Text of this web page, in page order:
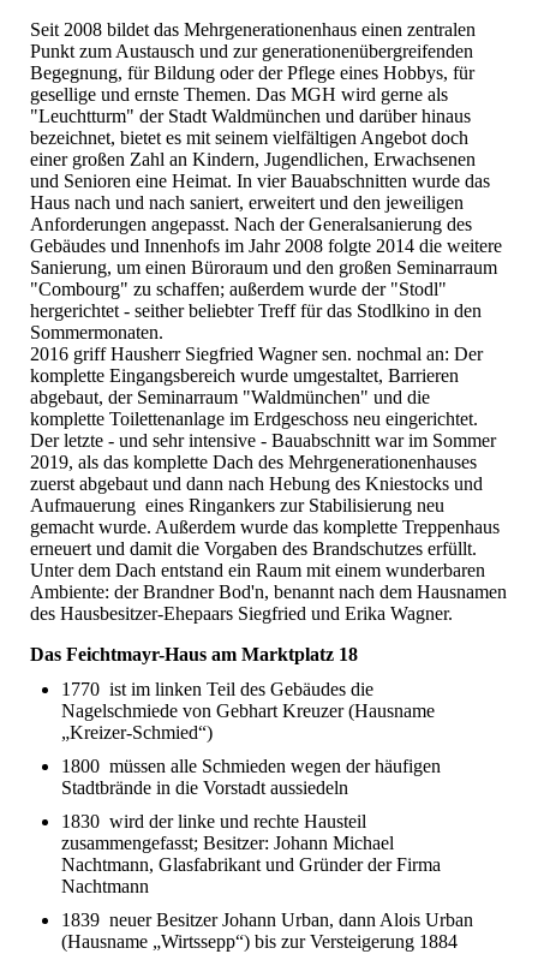
Seit 2008 bildet das Mehrgenerationenhaus einen zentralen
Punkt zum Austausch und zur generationenübergreifenden
Begegnung, für Bildung oder der Pflege eines Hobbys, für
gesellige und ernste Themen. Das MGH wird gerne als
"Leuchtturm" der Stadt Waldmünchen und darüber hinaus
bezeichnet, bietet es mit seinem vielfältigen Angebot doch
einer großen Zahl an Kindern, Jugendlichen, Erwachsenen
und Senioren eine Heimat. In vier Bauabschnitten wurde das
Haus nach und nach saniert, erweitert und den jeweiligen
Anforderungen angepasst. Nach der Generalsanierung des
Gebäudes und Innenhofs im Jahr 2008 folgte 2014 die weitere
Sanierung, um einen Büroraum und den großen Seminarraum
"Combourg" zu schaffen; außerdem wurde der "Stodl"
hergerichtet - seither beliebter Treff für das Stodlkino in den
Sommermonaten.
2016 griff Hausherr Siegfried Wagner sen. nochmal an: Der
komplette Eingangsbereich wurde umgestaltet, Barrieren
abgebaut, der Seminarraum "Waldmünchen" und die
komplette Toilettenanlage im Erdgeschoss neu eingerichtet.
Der letzte - und sehr intensive - Bauabschnitt war im Sommer
2019, als das komplette Dach des Mehrgenerationenhauses
zuerst abgebaut und dann nach Hebung des Kniestocks und
Aufmauerung eines Ringankers zur Stabilisierung neu
gemacht wurde. Außerdem wurde das komplette Treppenhaus
erneuert und damit die Vorgaben des Brandschutzes erfüllt.
Unter dem Dach entstand ein Raum mit einem wunderbaren
Ambiente: der Brandner Bod'n, benannt nach dem Hausnamen
des Hausbesitzer-Ehepaars Siegfried und Erika Wagner.
Das Feichtmayr-Haus am Marktplatz 18
1770 ist im linken Teil des Gebäudes die
Nagelschmiede von Gebhart Kreuzer (Hausname
„Kreizer-Schmied“)
1800 müssen alle Schmieden wegen der häufigen
Stadtbrände in die Vorstadt aussiedeln
1830 wird der linke und rechte Hausteil
zusammengefasst; Besitzer: Johann Michael
Nachtmann, Glasfabrikant und Gründer der Firma
Nachtmann
1839 neuer Besitzer Johann Urban, dann Alois Urban
(Hausname „Wirtssepp“) bis zur Versteigerung 1884